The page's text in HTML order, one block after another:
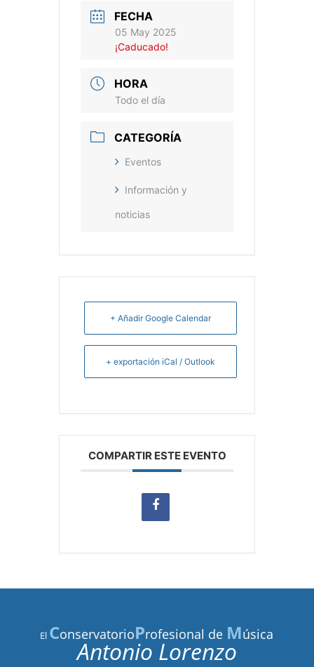
FECHA
05 May 2025
¡Caducado!
HORA
Todo el día
CATEGORÍA
Eventos
Información y
noticias
+ Añadir Google Calendar
+ exportación iCal / Outlook
COMPARTIR ESTE EVENTO
El ConservatorioProfesional de Música
Antonio Lorenzo